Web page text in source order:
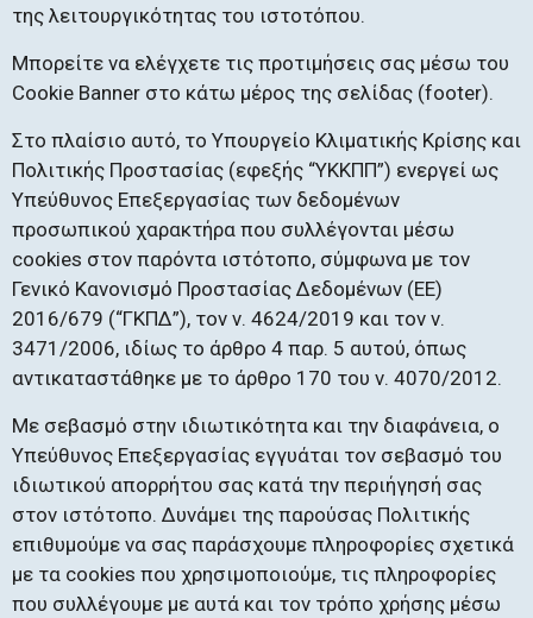
της λειτουργικότητας του ιστοτόπου.
Μπορείτε να ελέγχετε τις προτιμήσεις σας μέσω του
Cookie Banner στο κάτω μέρος της σελίδας (footer).
Στο πλαίσιο αυτό, το Υπουργείο Κλιματικής Κρίσης και
Πολιτικής Προστασίας (εφεξής “ΥΚΚΠΠ”) ενεργεί ως
Υπεύθυνος Επεξεργασίας των δεδομένων
προσωπικού χαρακτήρα που συλλέγονται μέσω
cookies στον παρόντα ιστότοπο, σύμφωνα με τον
Γενικό Κανονισμό Προστασίας Δεδομένων (ΕΕ)
2016/679 (“ΓΚΠΔ”), τον ν. 4624/2019 και τον ν.
3471/2006, ιδίως το άρθρο 4 παρ. 5 αυτού, όπως
αντικαταστάθηκε με το άρθρο 170 του ν. 4070/2012.
Με σεβασμό στην ιδιωτικότητα και την διαφάνεια, ο
Υπεύθυνος Επεξεργασίας εγγυάται τον σεβασμό του
ιδιωτικού απορρήτου σας κατά την περιήγησή σας
στον ιστότοπo. Δυνάμει της παρούσας Πολιτικής
επιθυμούμε να σας παράσχουμε πληροφορίες σχετικά
με τα cookies που χρησιμοποιούμε, τις πληροφορίες
που συλλέγουμε με αυτά και τον τρόπο χρήσης μέσω